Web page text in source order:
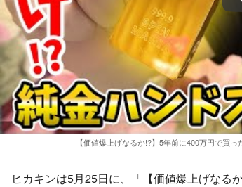
【価値爆上げなるか!?】5年前に400万円で買
ヒカキンは5月25日に、「【価値爆上げなる